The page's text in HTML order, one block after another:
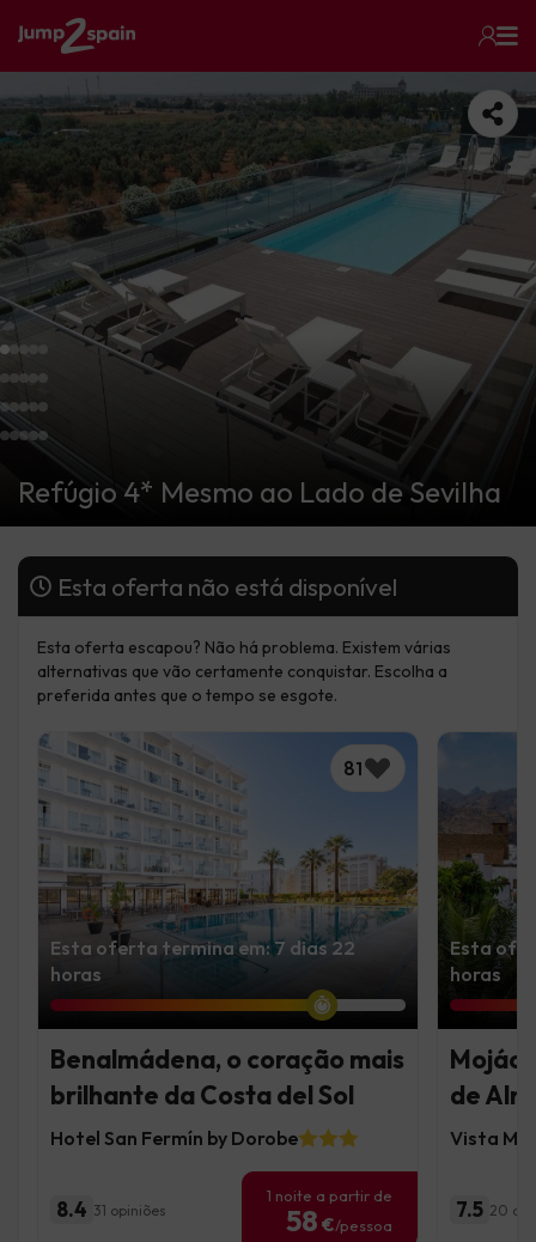
Refúgio 4* Mesmo ao Lado de Sevilha
Esta oferta não está disponível
Esta oferta escapou? Não há problema. Existem várias
alternativas que vão certamente conquistar. Escolha a
preferida antes que o tempo se esgote.
81
Esta oferta termina em: 7 dias 22
horas
Benalmádena, o coração mais
brilhante da Costa del Sol
Hotel San Fermín by Dorobe
8.4 31 opiniões
1 noite a partir de
58 €/pessoa
Esta
horas
de
Vista
7.5 20